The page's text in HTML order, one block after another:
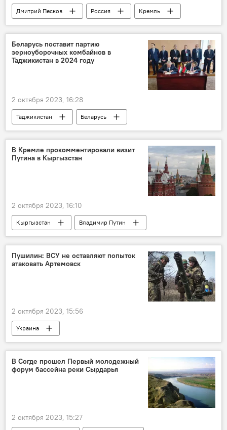
Дмитрий Песков Россия
Кремль
США
агрессия Запада
Политика
Беларусь поставит партию
зерноуборочных комбайнов в
Таджикистан в 2024 году
2 октября 2023, 16:28
Таджикистан
Беларусь
сельское хозяйство
В Кремле прокомментировали визит
Путина в Кыргызстан
2 октября 2023, 16:10
Кыргызстан
Владимир Путин
Кремль
визит
Дмитрий Песков
Россия
Пушилин: ВСУ не оставляют попыток
атаковать Артемовск
2 октября 2023, 15:56
Украина
Спецоперация России по защите Донбасса: последние новости
Россия
ДНР и ЛНР
Армия и вооружение
В Согде прошел Первый молодежный
форум бассейна реки Сырдарья
2 октября 2023, 15:27